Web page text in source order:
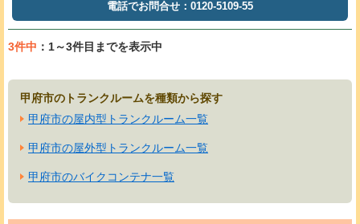
電話でお問合せ：0120-5109-55
3件中 ：1～3件目までを表示中
甲府市のトランクルームを種類から探す
甲府市の屋内型トランクルーム一覧
甲府市の屋外型トランクルーム一覧
甲府市のバイクコンテナ一覧